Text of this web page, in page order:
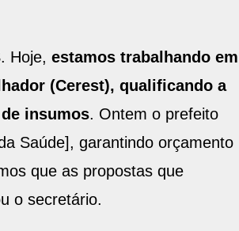
Hoje, estamos trabalhando em
(Cerest), qualificando a
insumos. Ontem o prefeito
Saúde], garantindo orçamento
que as propostas que
o secretário.